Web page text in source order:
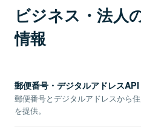
ビジネス・法人
情報
郵便番号・デジタルアドレスAPI
郵便番号とデジタルアドレスから
を提供。